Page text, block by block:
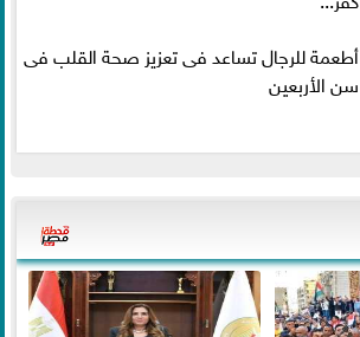
أطعمة للرجال تساعد فى تعزيز صحة القلب فى
سن الأربعين